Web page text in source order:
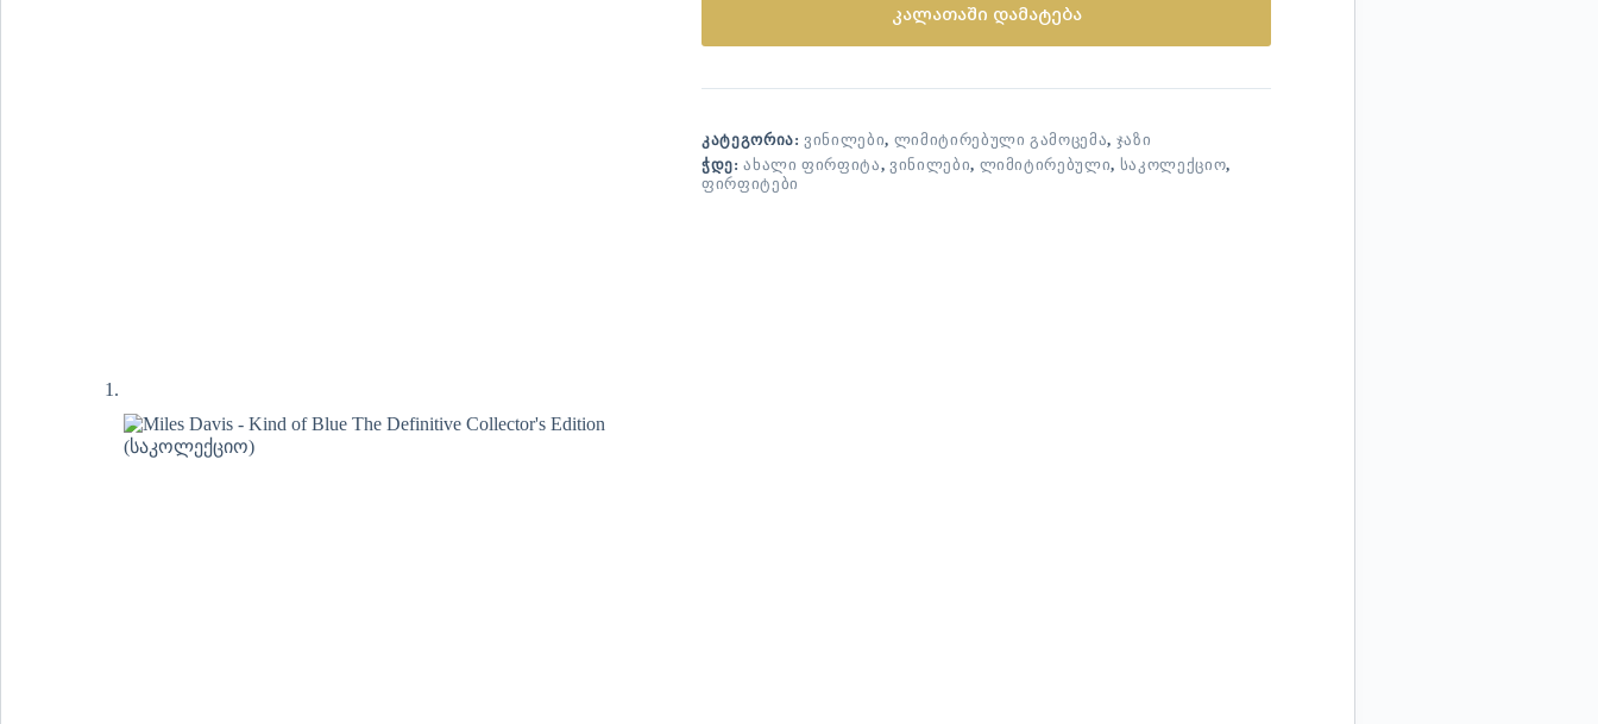
კალათაში დამატება
ᲙᲐᲢᲔᲒᲝᲠᲘᲐ: ᲕᲘᲜᲘᲚᲔᲑᲘ, ᲚᲘᲛᲘᲢᲘᲠᲔᲑᲣᲚᲘ ᲒᲐᲛᲝᲪᲔᲛᲐ, ᲯᲐᲖᲘ
ᲭᲓᲔ:ᲐᲮᲐᲚᲘ ᲤᲘᲠᲤᲘᲢᲐ, ᲕᲘᲜᲘᲚᲔᲑᲘ, ᲚᲘᲛᲘᲢᲘᲠᲔᲑᲣᲚᲘ, ᲡᲐᲙᲝᲚᲔᲥᲪᲘᲝ,
ᲤᲘᲠᲤᲘᲢᲔᲑᲘ